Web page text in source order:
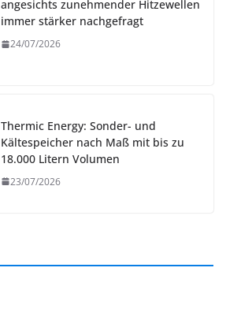
angesichts zunehmender Hitzewellen
immer stärker nachgefragt
24/07/2026
Thermic Energy: Sonder- und
Kältespeicher nach Maß mit bis zu
18.000 Litern Volumen
23/07/2026